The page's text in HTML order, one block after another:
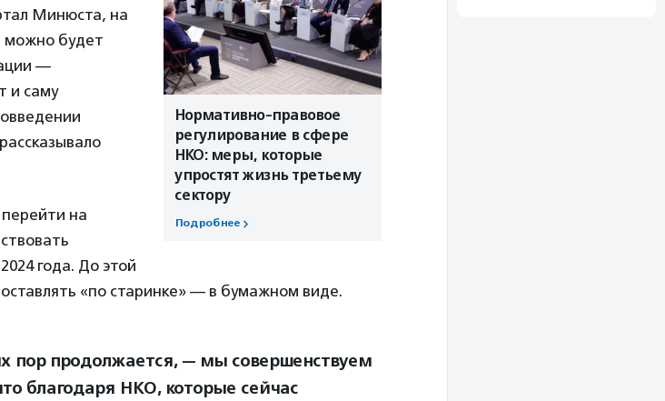
Нормативно-правовое
регулирование в сфере
НКО: меры, которые
упростят жизнь третьему
сектору
Подробнее
Минюста, на
можно будет
—
и саму
на
года. До этой
«по старинке» — в бумажном виде.
пор продолжается, — мы совершенствуем
благодаря НКО, которые сейчас